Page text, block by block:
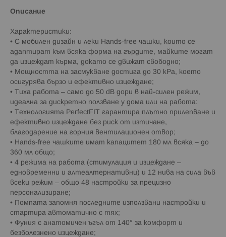
Описание
Характеристики:
• С мобилен дизайн и леки Hands-free чашки, които се
адаптират към всяка форма на гърдите, майките могат
да изцеждат кърма, докато се движат свободно;
• Мощността на засмукване достига до 30 kPa, което
осигурява бързо и ефективно изцеждане;
• Тиха работа – само до 50 dB дори в най-силен режим,
идеална за дискретно ползване у дома или на работа:
• Технологията PerfectFIT гарантира плътно прилепване и
ефективно изцеждане без риск от изтичане,
благодарение на горния вентилационен отвор;
• Hands-free чашките имат капацитет 180 мл всяка – до
360 мл общо;
• 4 режима на работа (стимулация и изцеждане –
едновременни и алтеалтернативни) и 12 нива на сила във
всеки режим – общо 48 настройки за прецизно
персонализиране;
• Помпата запомня последните използвани настройки и
стартира автоматично с тях;
• Фуния с анатомичен ъгъл от 140° за комфорт и
безболезнено изцеждане;